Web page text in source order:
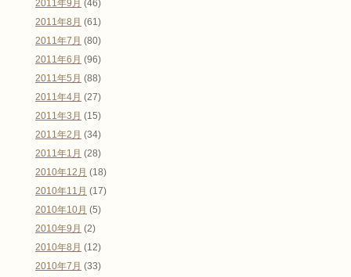
2011年9月 (46)
2011年8月 (61)
2011年7月 (80)
2011年6月 (96)
2011年5月 (88)
2011年4月 (27)
2011年3月 (15)
2011年2月 (34)
2011年1月 (28)
2010年12月 (18)
2010年11月 (17)
2010年10月 (5)
2010年9月 (2)
2010年8月 (12)
2010年7月 (33)